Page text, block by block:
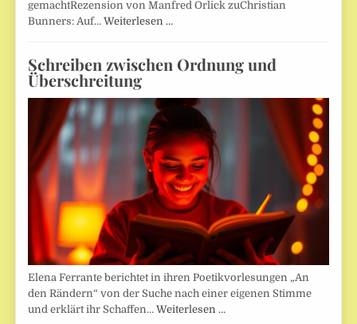
gemachtRezension von Manfred Orlick zuChristian
Bunners: Auf…Weiterlesen …
Schreiben zwischen Ordnung und
Überschreitung
Elena Ferrante berichtet in ihren Poetikvorlesungen „An
den Rändern“ von der Suche nach einer eigenen Stimme
und erklärt ihr Schaffen…Weiterlesen …